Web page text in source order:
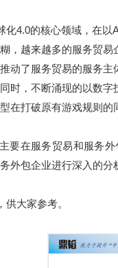
4.0的核心领域，在以
，越来越多的服务贸
动了服务贸易的服务
时，不断涌现的以数
在打破原有游戏规则
在服务贸易和服务外
外包企业进行深入的分
大家参考。